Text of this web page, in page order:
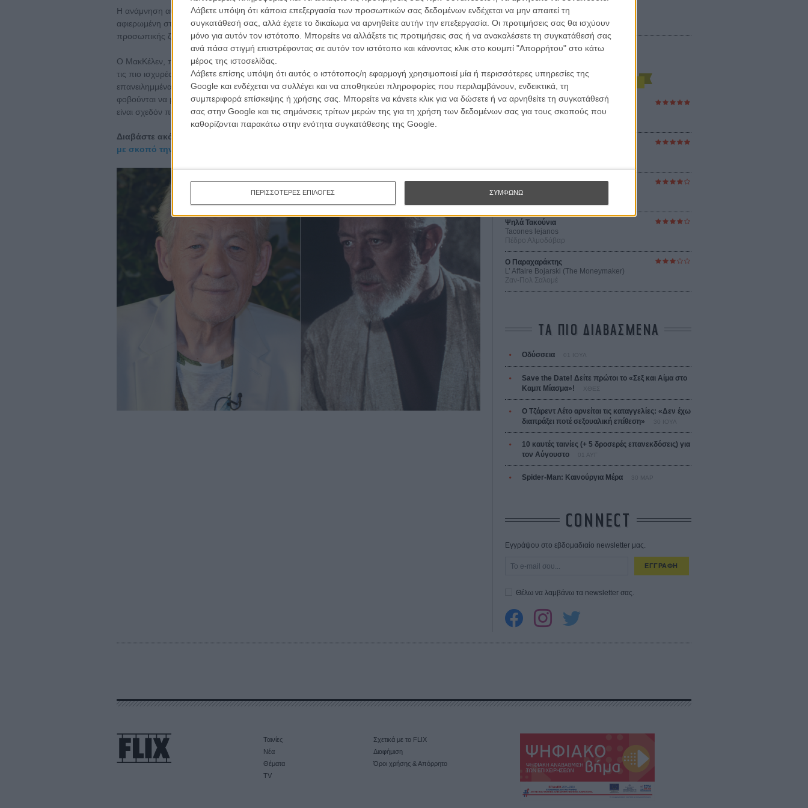
Λάβετε υπόψη ότι κάποια επεξεργασία των προσωπικών σας δεδομένων ενδέχεται να μην απαιτεί τη
συγκατάθεσή σας, αλλά έχετε το δικαίωμα να αρνηθείτε αυτήν την επεξεργασία. Οι προτιμήσεις σας θα ισχύουν
μόνο για αυτόν τον ιστότοπο. Μπορείτε να αλλάξετε τις προτιμήσεις σας ή να ανακαλέσετε τη συγκατάθεσή σας
ανά πάσα στιγμή επιστρέφοντας σε αυτόν τον ιστότοπο και κάνοντας κλικ στο κουμπί "Απορρήτου" στο κάτω
μέρος της ιστοσελίδας.
Λάβετε επίσης υπόψη ότι αυτός ο ιστότοπος/η εφαρμογή χρησιμοποιεί μία ή περισσότερες υπηρεσίες της
Google και ενδέχεται να συλλέγει και να αποθηκεύει πληροφορίες που περιλαμβάνουν, ενδεικτικά, τη
συμπεριφορά επίσκεψης ή χρήσης σας. Μπορείτε να κάνετε κλικ για να δώσετε ή να αρνηθείτε τη συγκατάθεσή
σας στην Google και τις σημάνσεις τρίτων μερών της για τη χρήση των δεδομένων σας για τους σκοπούς που
καθορίζονται παρακάτω στην ενότητα συγκατάθεσης της Google.
ΠΕΡΙΣΣΟΤΕΡΕΣ ΕΠΙΛΟΓΕΣ ΣΥΜΦΩΝΩ
Η ανάμνηση αυτή ήρθε ξανά στο προσκήνιο για τον ίδιο μετά από θεατρική παράσταση
αφιερωμένη στον Γκίνες, η οποία, σύμφωνα με τον ΜακΚέλεν, υπαινισσόταν πλευρές της
προσωπικής ζωής του ηθοποιού που πιθανότατα θα τον έφερναν σε αμηχανία.
Ο ΜακΚέλεν, που έκανε δημόσια coming out το 1988 σε ηλικία 48 ετών, έχει εξελιχθεί σε μία από
τις πιο ισχυρές φωνές υπέρ της ορατότητας των ΛΟΑΤΚΙ+ στον χώρο του θεάματος. Έχει
επανειλημμένα τονίσει ότι η σιωπή δεν είναι λύση για τους δημόσιους ανθρώπους που
φοβούνται να μιλήσουν για τη σεξουαλικότητά τους, υποστηρίζοντας πως «το να βγεις στο φως
είναι σχεδόν πάντα απελευθερωτικό».
Διαβάστε ακόμα:
με σκοπό την στήριξη LGBTQ+ σκηνοθετών
Οι Αρμονίες Βερκμάιστερ
Werckmeister Harmonies
Οδύσσεια
The Odyssey
Ψηλά Τακούνια
Tacones lejanos
Πέδρο Αλμοδόβαρ
Ο Παραχαράκτης
L’ Affaire Bojarski (The Moneymaker)
Ζαν-Πολ Σαλομέ
ΤΑ ΠΙΟ ΔΙΑΒΑΣΜΕΝΑ
Οδύσσεια
Save the Date! Δείτε πρώτοι το «Σεξ και Αίμα στο
Καμπ Μίασμα»!
ΧΘΕΣ
Ο Τζάρεντ Λέτο αρνείται τις καταγγελίες: «Δεν έχω
διαπράξει ποτέ σεξουαλική επίθεση»
10 καυτές ταινίες (+ 5 δροσερές επανεκδόσεις) για
τον Αύγουστο
Spider-Man: Καινούργια Μέρα 30 ΜΑΡ
CONNECT
Εγγράψου στο εβδομαδιαίο newsletter μας.
ΕΓΓΡΑΦΗ
Θέλω να λαμβάνω τα newsletter σας.
Ταινίες
Νέα
Θέματα
TV
Σχετικά με το FLIX
Διαφήμιση
Όροι χρήσης & Απόρρητο